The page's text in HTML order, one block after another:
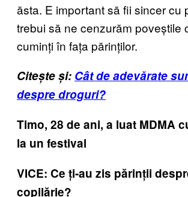
ăsta. E important să fii sincer cu
trebui să ne cenzurăm poveștile
cuminți în fața părinților.
Citește și: Cât de adevărate
despre droguri?
Timo, 28 de ani, a luat MDMA
la un festival
VICE: Ce ți-au zis părinții
copilărie?